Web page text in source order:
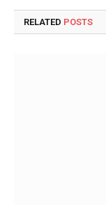
RELATED POSTS